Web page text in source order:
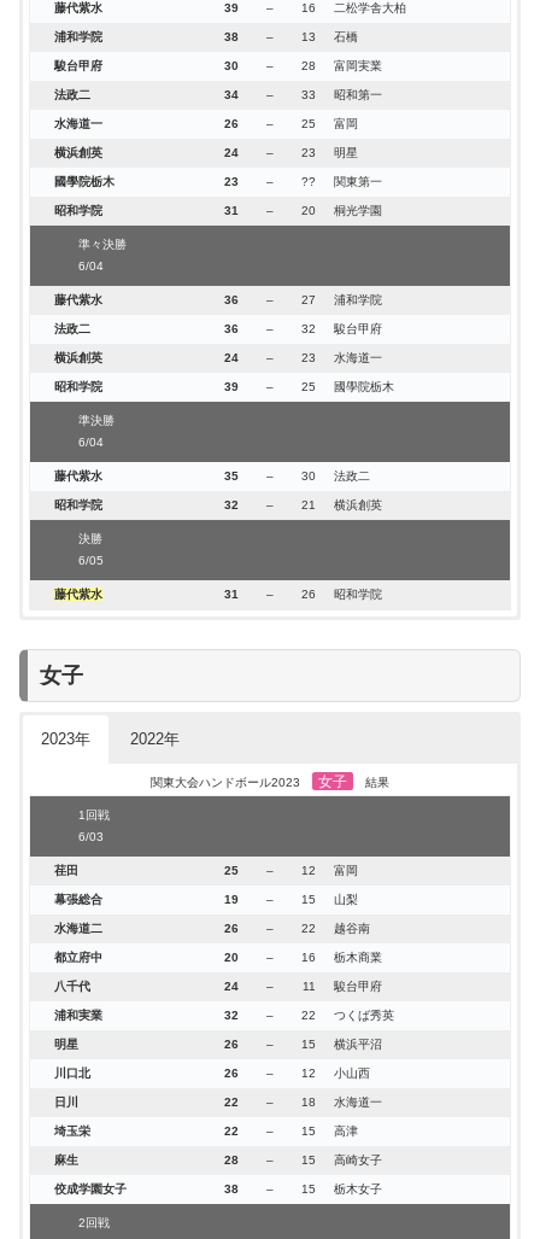
藤代紫水 39 – 16 二松学舎大柏
浦和学院 38 – 13 石橋
駿台甲府 30 – 28 富岡実業
法政二 34 – 33 昭和第一
水海道一 26 – 25 富岡
横浜創英 24 – 23 明星
國學院栃木 23 – ?? 関東第一
昭和学院 31 – 20 桐光学園
準々決勝
6/04
藤代紫水 36 – 27 浦和学院
法政二 36 – 32 駿台甲府
横浜創英 24 – 23 水海道一
昭和学院 39 – 25 國學院栃木
準決勝
6/04
藤代紫水 35 – 30 法政二
昭和学院 32 – 21 横浜創英
決勝
6/05
藤代紫水 31 – 26 昭和学院
浦和実業 30-20 明星
市川
富岡実業
都立東大和
桐光学園
6/04
31-18
31-10
31-23
藤代紫水 23-16 二松学舎大柏
浦和学院
女子
2023年 2022年
関東大会ハンドボール2023 女子 結果
1回戦
6/03
荏田 25 – 12 富岡
幕張総合 19 – 15 山梨
水海道二 26 – 22 越谷南
都立府中 20 – 16 栃木商業
八千代 24 – 11 駿台甲府
浦和実業 32 – 22 つくば秀英
明星 26 – 15 横浜平沼
川口北 26 – 12 小山西
日川 22 – 18 水海道一
埼玉栄 22 – 15 高津
麻生 28 – 15 高崎女子
佼成学園女子 38 – 15 栃木女子
2回戦